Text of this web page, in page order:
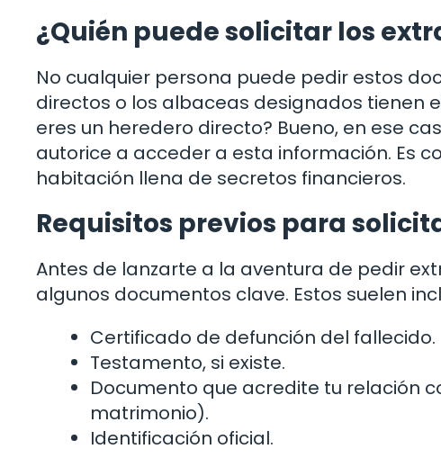
¿Quién puede solicitar los
No cualquier persona puede pedir estos
directos o los albaceas designados tienen
eres un heredero directo? Bueno, en ese
autorice a acceder a esta información. Es
habitación llena de secretos financieros.
Requisitos previos para
Antes de lanzarte a la aventura de pedir
algunos documentos clave. Estos suelen
Certificado de defunción del fallecido.
Testamento, si existe.
Documento que acredite tu relación
matrimonio).
Identificación oficial.